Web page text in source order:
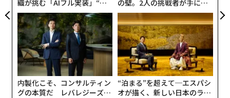
織が挑む「AIフル実装」“使
う”企業から“動く”企業へ【N
TTドコモビジネス×PwC】
の壁。2人の挑戦者が手にし
た「次なる武器」
内製化こそ、コンサルティン
グの本質だ レバレジーズが
“泊まる”を超えて─エスパシ
オが描く、新しい日本のラグ